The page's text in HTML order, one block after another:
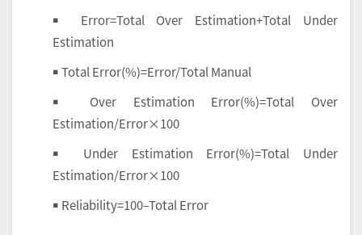
￭ Error=Total Over Estimation+Total Under
Estimation
￭ Total Error(%)=Error/Total Manual
￭ Over Estimation Error(%)=Total Over
Estimation/Error×100
￭ Under Estimation Error(%)=Total Under
Estimation/Error×100
￭ Reliability=100–Total Error